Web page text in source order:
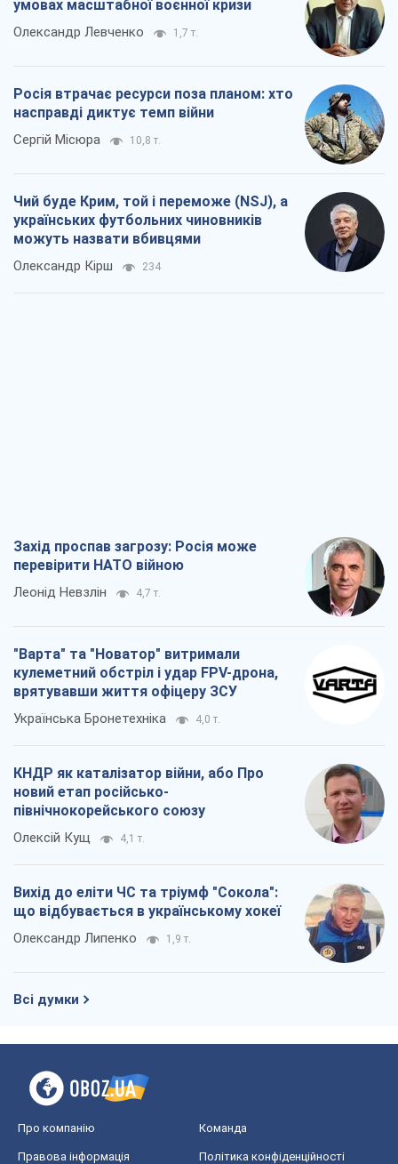
умовах масштабної воєнної кризи
Олександр Левченко 1,7 т.
Росія втрачає ресурси поза планом: хто
насправді диктує темп війни
Сергій Місюра 10,8 т.
Чий буде Крим, той і переможе (NSJ), а
українських футбольних чиновників
можуть назвати вбивцями
Олександр Кірш 234
Захід проспав загрозу: Росія може
перевірити НАТО війною
Леонід Невзлін 4,7 т.
"Варта" та "Новатор" витримали
кулеметний обстріл і удар FPV-дрона,
врятувавши життя офіцеру ЗСУ
Українська Бронетехніка 4,0 т.
КНДР як каталізатор війни, або Про
новий етап російсько-
північнокорейського союзу
Олексій Кущ 4,1 т.
Вихід до еліти ЧС та тріумф "Сокола":
що відбувається в українському хокеї
Олександр Липенко 1,9 т.
Всі думки
Про компанію Команда
Правова інформація Політика конфіденційності